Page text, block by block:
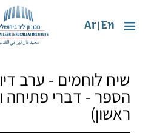
En
Ar
שיח לוחמים - ערב
הספר - דברי פתיחה
ראשון)